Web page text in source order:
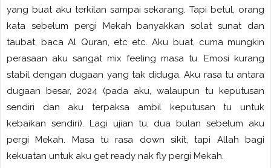
yang buat aku terkilan sampai sekarang. Tapi betul, orang
kata sebelum pergi Mekah banyakkan solat sunat dan
taubat, baca Al Quran, etc etc. Aku buat, cuma mungkin
perasaan aku sangat mix feeling masa tu. Emosi kurang
stabil dengan dugaan yang tak diduga. Aku rasa tu antara
dugaan besar, 2024 (pada aku, walaupun tu keputusan
sendiri dan aku terpaksa ambil keputusan tu untuk
kebaikan sendiri). Lagi ujian tu, dua bulan sebelum aku
pergi Mekah. Masa tu rasa down sikit, tapi Allah bagi
kekuatan untuk aku get ready nak fly pergi Mekah.